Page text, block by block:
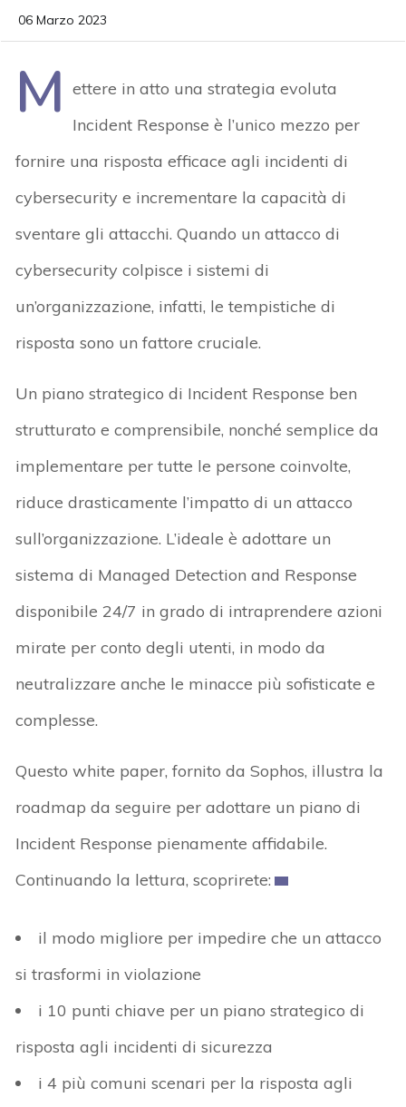
06 Marzo 2023
M ettere in atto una strategia evoluta
Incident Response è l’unico mezzo per
fornire una risposta efficace agli incidenti di
cybersecurity e incrementare la capacità di
sventare gli attacchi. Quando un attacco di
cybersecurity colpisce i sistemi di
un’organizzazione, infatti, le tempistiche di
risposta sono un fattore cruciale.
Un piano strategico di Incident Response ben
strutturato e comprensibile, nonché semplice da
implementare per tutte le persone coinvolte,
riduce drasticamente l’impatto di un attacco
sull’organizzazione. L’ideale è adottare un
sistema di Managed Detection and Response
disponibile 24/7 in grado di intraprendere azioni
mirate per conto degli utenti, in modo da
neutralizzare anche le minacce più sofisticate e
complesse.
Questo white paper, fornito da Sophos, illustra la
roadmap da seguire per adottare un piano di
Incident Response pienamente affidabile.
Continuando la lettura, scoprirete:
il modo migliore per impedire che un attacco
si trasformi in violazione
i 10 punti chiave per un piano strategico di
risposta agli incidenti di sicurezza
i 4 più comuni scenari per la risposta agli